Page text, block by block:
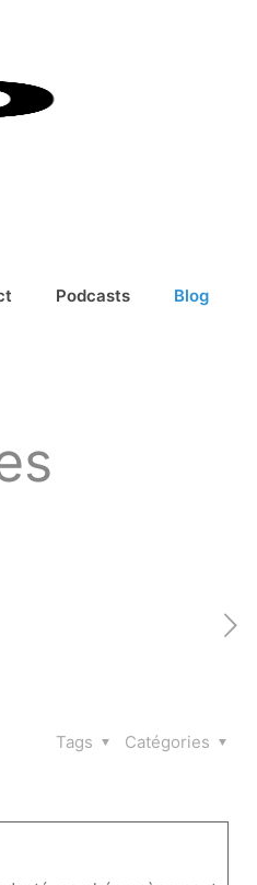
Podcasts Blog
Catégories
Tags